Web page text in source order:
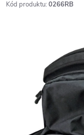
Kód produktu: 0266RB